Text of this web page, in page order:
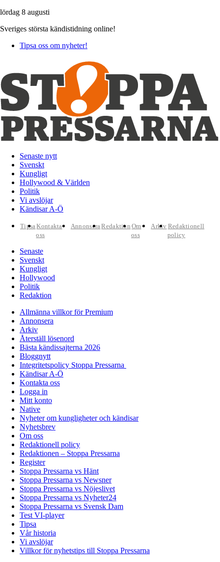
lördag 8 augusti
Sveriges största kändistidning online!
Tipsa oss om nyheter!
Senaste nytt
Svenskt
Kungligt
Hollywood & Världen
Politik
Vi avslöjar
Kändisar A-Ö
TipsaKontakta
oss
AnnonseraRedaktion Om
oss
Arkiv Redaktionell
policy
Senaste
Svenskt
Kungligt
Hollywood
Politik
Redaktion
Allmänna villkor för Premium
Annonsera
Arkiv
Återställ lösenord
Bästa kändissajterna 2026
Bloggnytt
Integritetspolicy Stoppa Pressarna
Kändisar A-Ö
Kontakta oss
Logga in
Mitt konto
Native
Nyheter om kungligheter och kändisar
Nyhetsbrev
Om oss
Redaktionell policy
Redaktionen – Stoppa Pressarna
Register
Stoppa Pressarna vs Hänt
Stoppa Pressarna vs Newsner
Stoppa Pressarna vs Nöjeslivet
Stoppa Pressarna vs Nyheter24
Stoppa Pressarna vs Svensk Dam
Test VI-player
Tipsa
Vår historia
Vi avslöjar
Villkor för nyhetstips till Stoppa Pressarna